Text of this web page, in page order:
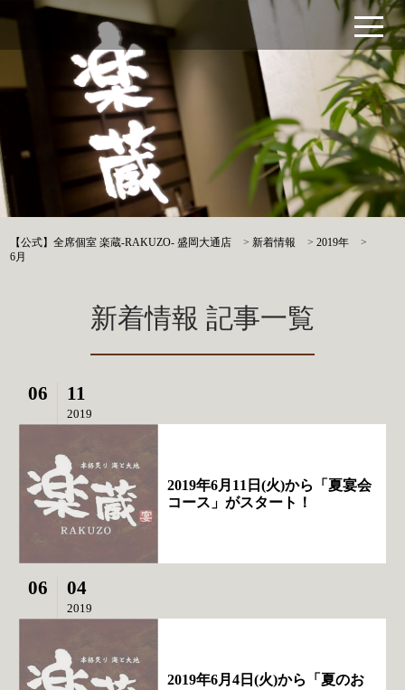
【公式】全席個室 楽蔵‐RAKUZO‐ 盛岡大通店 >新着情報 >2019年
>
6月
新着情報 記事一覧
06 11
2019
2019年6月11日(火)から「夏宴会
コース」がスタート！
06 04
2019
2019年6月4日(火)から「夏のお